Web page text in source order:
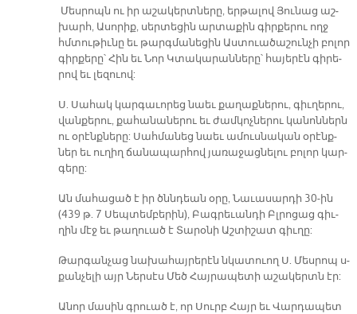
Մես­րոպն ու իր ա­շա­կերտ­նե­րը, եր­թա­լով Յու­նաց աշ­
խարհ, Ա­սո­րիք, սեր­տե­ցին ար­տա­քին գիր­քե­րու ողջ
հմտու­թիւ­նը եւ թարգ­մա­նե­ցին Աս­տուա­ծա­շուն­չի բո­լոր
գիր­քե­րը՝ Հին եւ Նոր Կտա­կա­րան­նե­րը՝ հա­յե­րէն գի­րե­
րով եւ լե­զուով:
Ս. Սա­հա­կ կար­գա­ւո­րեց նաեւ քա­ղաք­նե­րու, գիւ­ղե­րու,
վան­քե­րու, քա­հա­նա­նե­րու եւ ժամ­կոչ­նե­րու կա­նոն­ներն
ու օ­րէնք­նե­րը: Սահ­մա­նեց նաեւ ա­մուս­նա­կան օ­րէնք­
ներ եւ ու­ղիղ ճա­նա­պար­հով յա­ռա­ջաց­նե­լու բո­լոր կար­
գե­րը:
Ան մա­հա­ցած է իր ծննդեան օ­րը, Նա­ւա­սար­դի 30-ին
(439 թ. 7 Սեպ­տեմ­բե­րին), Բագ­րե­ւան­դի Բլրո­ցաց գիւ­
ղին մէջ եւ թաղուած է Տա­րօ­նի Աշ­տի­շատ գիւ­ղը:
Թար­գան­չաց նա­խա­հայ­րե­րէն նկա­տուող Ս. Մես­րո­պ ս­
քան­չե­լի այր Ներ­սէս Մեծ Հայ­րա­պե­տի ա­շա­կերտն էր:
Ա­նոր մա­սին գրուած է, որ Սուրբ Հայր եւ Վար­դա­պետ